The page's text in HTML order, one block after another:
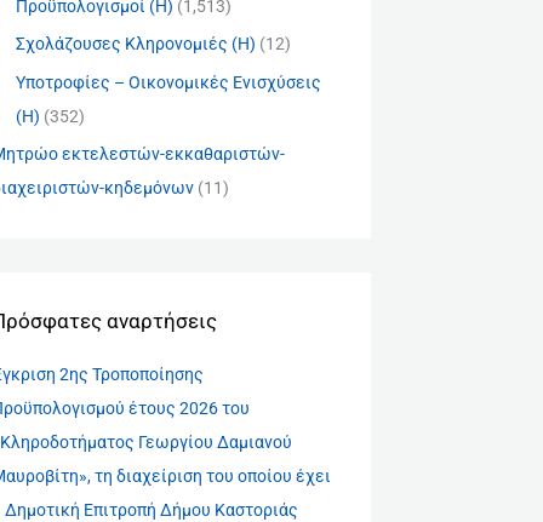
Προϋπολογισμοί (Η) (1,513)
Σχολάζουσες Κληρονομιές (Η) (12)
Υποτροφίες – Οικονομικές Ενισχύσεις
(Η) (352)
εκτελεστών-εκκαθαριστών-
κηδεμόνων (11)
αναρτήσεις
2ης Τροποποίησης
έτους 2026 του
Γεωργίου Δαμιανού
τη διαχείριση του οποίου έχει
Δημοτική Επιτροπή Δήμου Καστοριάς